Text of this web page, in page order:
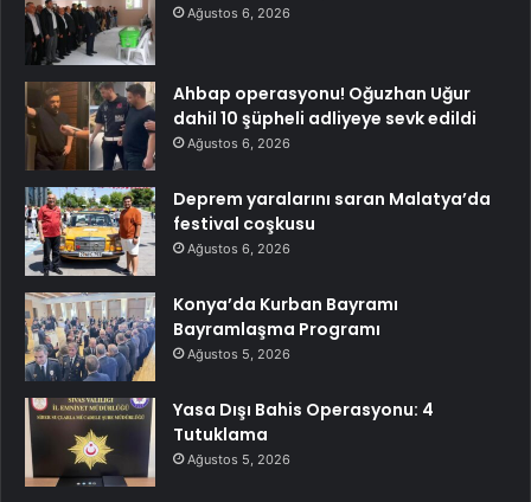
Ağustos 6, 2026
Ahbap operasyonu! Oğuzhan Uğur
dahil 10 şüpheli adliyeye sevk edildi
Ağustos 6, 2026
Deprem yaralarını saran Malatya’da
festival coşkusu
Ağustos 6, 2026
Konya’da Kurban Bayramı
Bayramlaşma Programı
Ağustos 5, 2026
Yasa Dışı Bahis Operasyonu: 4
Tutuklama
Ağustos 5, 2026